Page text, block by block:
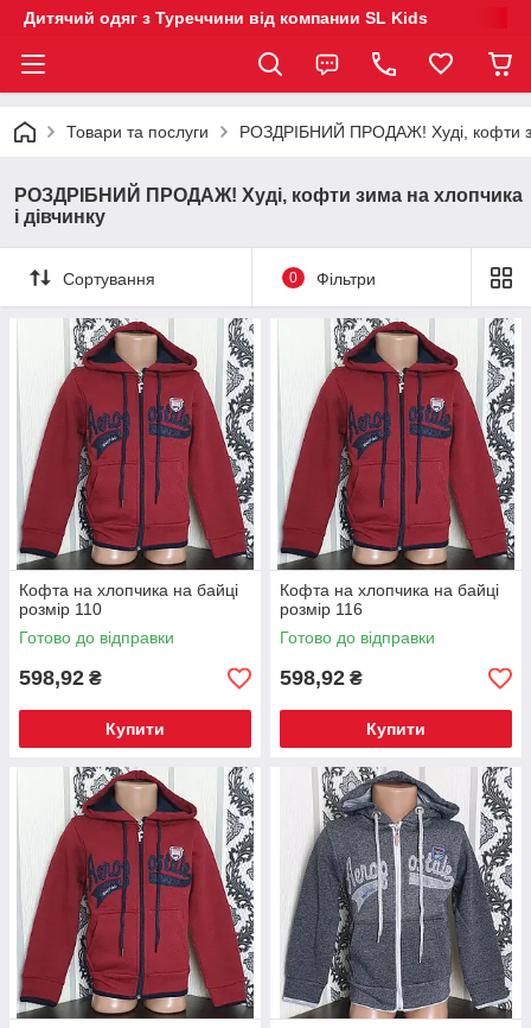
Дитячий одяг з Туреччини від компании SL Kids
Товари та послуги РОЗДРІБНИЙ ПРОДАЖ! Худі, кофти
РОЗДРІБНИЙ ПРОДАЖ! Худі, кофти зима на хлопчика
і дівчинку
Сортування 0 Фільтри
Кофта на хлопчика на байці
розмір 110
Готово до відправки
598,92 ₴
Купити
Кофта на хлопчика на байці
розмір 116
Готово до відправки
598,92 ₴
Купити